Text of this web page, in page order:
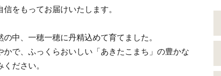
をもってお届けいたします。
中、一穂一穂に丹精込めて育てました。
かで、ふっくらおいしい「あきたこまち」の豊かな
ださい。